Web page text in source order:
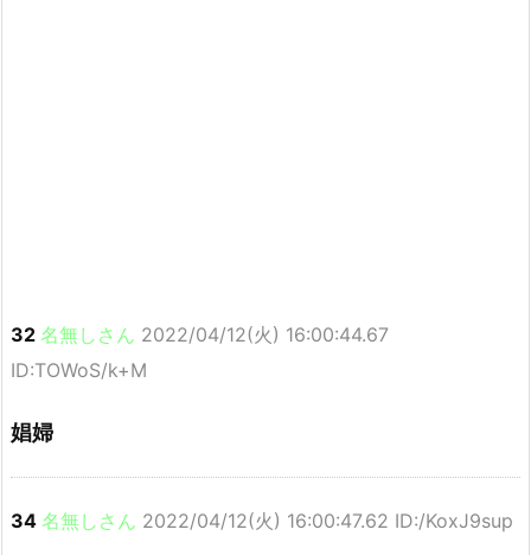
32 名無しさん 2022/04/12(火) 16:00:44.67
ID:TOWoS/k+M
娼婦
34 名無しさん 2022/04/12(火) 16:00:47.62 ID:/KoxJ9sup